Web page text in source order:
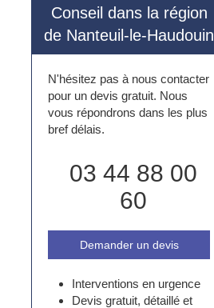
Conseil dans la région
de Nanteuil-le-Haudouin
N'hésitez pas à nous contacter
pour un devis gratuit. Nous
vous répondrons dans les plus
bref délais.
03 44 88 00
60
Demander un devis
Interventions en urgence
Devis gratuit, détaillé et